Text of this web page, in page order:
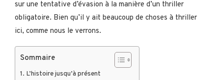
sur une tentative d’évasion à la manière d’un thriller
obligatoire. Bien qu’il y ait beaucoup de choses à thriller
ici, comme nous le verrons.
Sommaire
L’histoire jusqu’à présent